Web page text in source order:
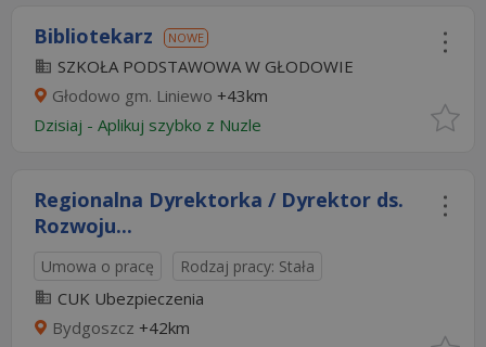
Bibliotekarz NOWE
SZKOŁA PODSTAWOWA W GŁODOWIE
Głodowo gm. Liniewo +43km
Dzisiaj - Aplikuj szybko z Nuzle
Regionalna Dyrektorka / Dyrektor ds.
Rozwoju...
Umowa o pracę Rodzaj pracy: Stała
CUK Ubezpieczenia
Bydgoszcz +42km